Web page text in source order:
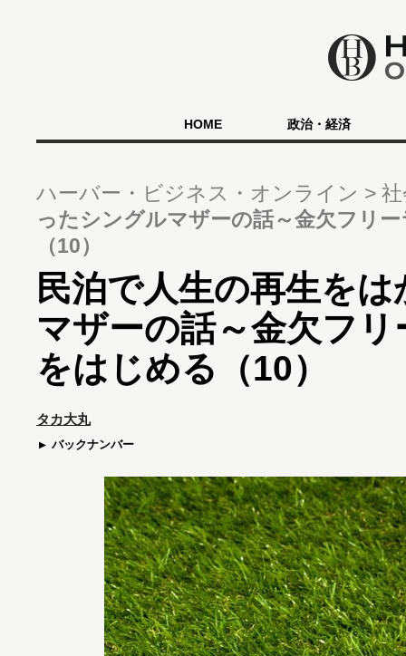
HOME 政治・経済
ハーバー・ビジネス・オンライン
ったシングルマザーの話～金欠フリ
（10）
民泊で人生の再生を
マザーの話～金欠フ
をはじめる（10）
タカ大丸
バックナンバー